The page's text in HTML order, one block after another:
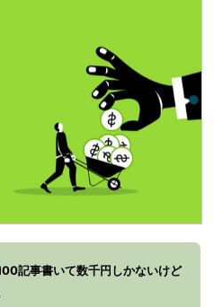
記事書いて数千円しかないけど